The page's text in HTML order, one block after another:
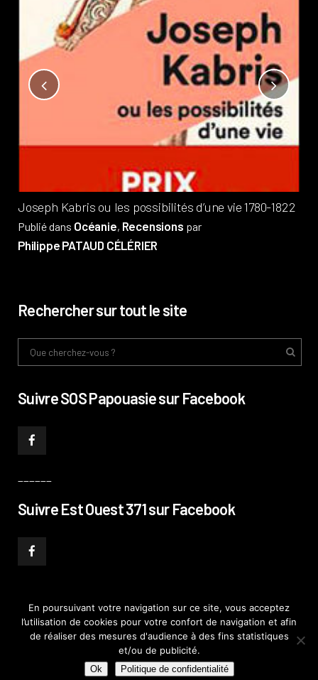
Joseph Kabris ou les possibilités d’une vie 1780-1822
Publié dans Océanie, Recensions par
Philippe PATAUD CÉLÉRIER
Rechercher sur tout le site
Suivre SOS Papouasie sur Facebook
Suivre Est Ouest 371 sur Facebook
© PHILIPPE PATAUD CÉLÉRIER 2019–MENTIONS LÉGALES–POLITIQUE DE
CONFIDENTIALITÉ–PLAN DE SITE
En poursuivant votre navigation sur ce site, vous acceptez
l’utilisation de cookies pour votre confort de navigation et afin
de réaliser des mesures d'audience à des fins statistiques
et/ou de publicité.
Ok Politique de confidentialité